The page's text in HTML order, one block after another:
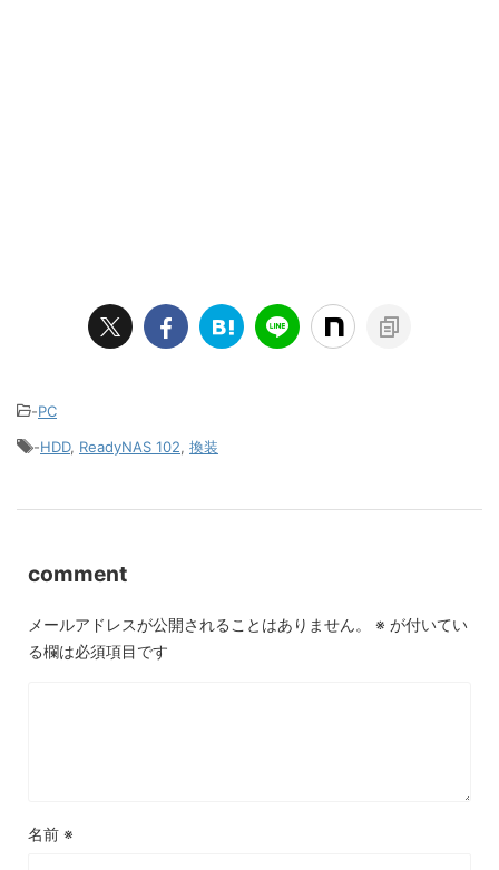
-PC
-HDD, ReadyNAS 102, 換装
comment
メールアドレスが公開されることはありません。 ※ が付いてい
る欄は必須項目です
名前 ※